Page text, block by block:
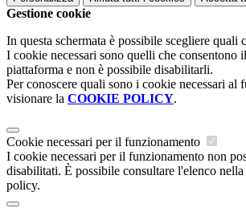
Gestione cookie
In questa schermata è possibile scegliere quali
I cookie necessari sono quelli che consentono
piattaforma e non è possibile disabilitarli.
Per conoscere quali sono i cookie necessari al
visionare la COOKIE POLICY.
Cookie necessari per il funzionamento
I cookie necessari per il funzionamento non
disabilitati. È possibile consultare l'elenco
policy.